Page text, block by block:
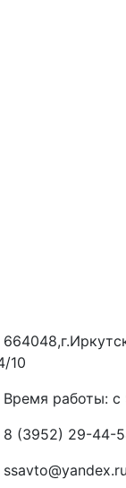
10
Время работы: с
8 (3952) 29-44-
ssavto@yandex.ru